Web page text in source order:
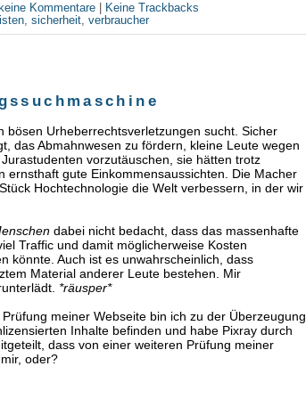
Kommentare
Keine Trackbacks
,sicherheit ,verbraucher
bösen Urheberrechtsverletzungen sucht. Sicher
das Abmahnwesen zu fördern, kleine Leute wegen
vorzutäuschen, sie hätten trotz
ernsthaft gute Einkommensaussichten. Die Macher
Hochtechnologie die Welt verbessern, in der wir
dabei nicht bedacht, dass das massenhafte
Traffic und damit möglicherweise Kosten
könnte. Auch ist es unwahrscheinlich, dass
Material anderer Leute bestehen. Mir
*räusper*
meiner Webseite bin ich zu der Überzeugung
Inhalte befinden und habe Pixray durch
dass von einer weiteren Prüfung meiner
oder?